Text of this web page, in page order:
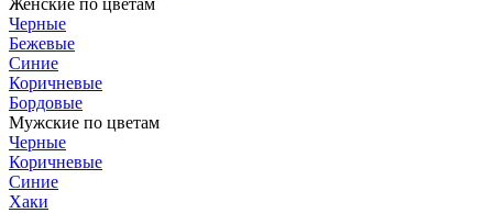
Женские по цветам
Черные
Бежевые
Синие
Коричневые
Бордовые
Мужские по цветам
Черные
Коричневые
Синие
Хаки